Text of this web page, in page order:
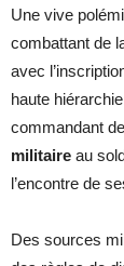
Une vive
combattant de
avec
haute
commandant
militaire au
l’encontre de
Des sources